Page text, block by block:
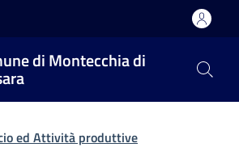
di Montecchia di
pane
ed Attività produttive